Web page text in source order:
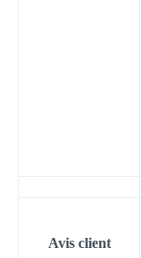
Avis client